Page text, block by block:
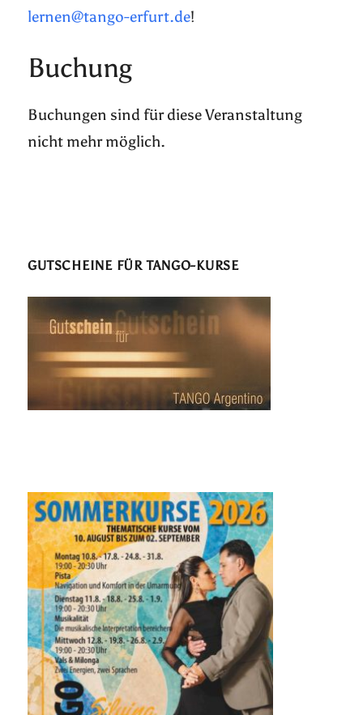
lernen@tango-erfurt.de!
Buchung
Buchungen sind für diese Veranstaltung
nicht mehr möglich.
GUTSCHEINE FÜR TANGO-KURSE